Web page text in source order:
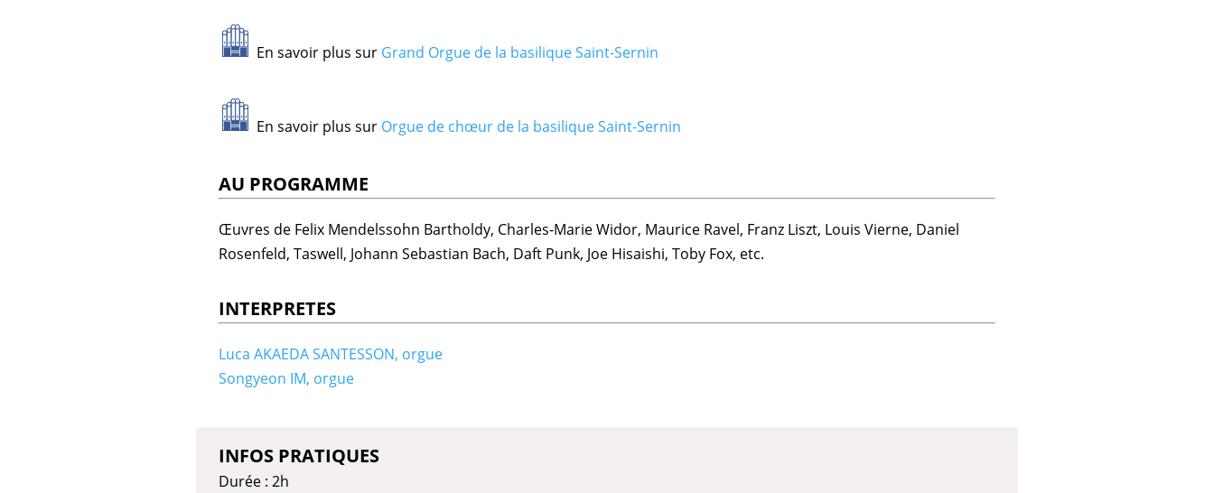
En savoir plus sur Grand Orgue de la basilique Saint-Sernin
En savoir plus sur Orgue de chœur de la basilique Saint-Sernin
AU PROGRAMME
Œuvres de Felix Mendelssohn Bartholdy, Charles-Marie Widor, Maurice Ravel, Franz Liszt, Louis Vierne, Daniel
Rosenfeld, Taswell, Johann Sebastian Bach, Daft Punk, Joe Hisaishi, Toby Fox, etc.
INTERPRETES
Luca AKAEDA SANTESSON, orgue
Songyeon IM, orgue
INFOS PRATIQUES
Durée : 2h